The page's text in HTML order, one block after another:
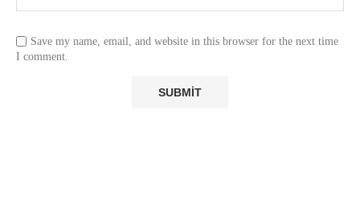
Save my name, email, and website in this browser for the next time
I comment.